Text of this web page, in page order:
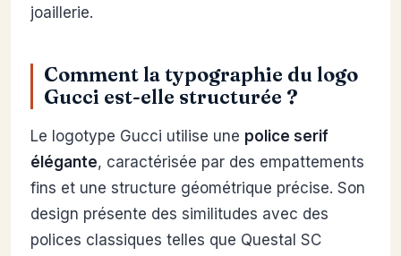
joaillerie.
Comment la typographie du logo
Gucci est-elle structurée ?
Le logotype Gucci utilise une police serif
élégante, caractérisée par des empattements
fins et une structure géométrique précise. Son
design présente des similitudes avec des
polices classiques telles que Questal SC